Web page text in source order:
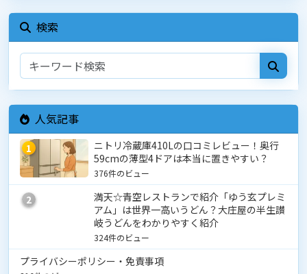
検索
人気記事
1
ニトリ冷蔵庫410Lの口コミレビュー！奥行
59cmの薄型4ドアは本当に置きやすい？
376件のビュー
2
満天☆青空レストランで紹介「ゆう玄プレミ
アム」は世界一高いうどん？大庄屋の半生讃
岐うどんをわかりやすく紹介
324件のビュー
プライバシーポリシー・免責事項